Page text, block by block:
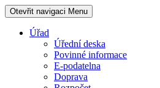
Otevřit navigaci Menu
Úřad
Úřední deska
Povinné informace
E-podatelna
Doprava